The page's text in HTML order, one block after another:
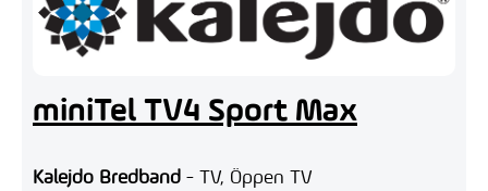
miniTel TV4 Sport Max
Kalejdo Bredband - TV, Öppen TV